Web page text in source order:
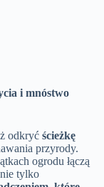
i mnóstwo
odkryć ścieżkę
przyrody.
ogrodu łączą
tylko